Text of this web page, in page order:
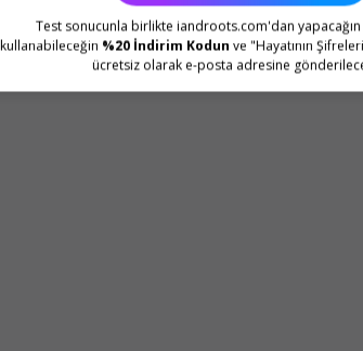
Test sonucunla birlikte iandroots.com'dan yapacağın
kullanabileceğin %20 İndirim Kodun ve "Hayatının
ücretsiz olarak e-posta adresine